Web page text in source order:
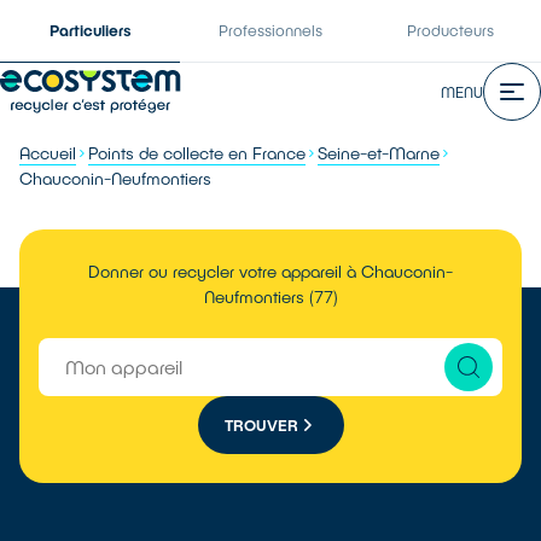
Particuliers Professionnels Producteurs
MENU
Accueil Points de collecte en France Seine-et-Marne
Chauconin-Neufmontiers
Donner ou recycler votre appareil à Chauconin-
Neufmontiers (77)
TROUVER